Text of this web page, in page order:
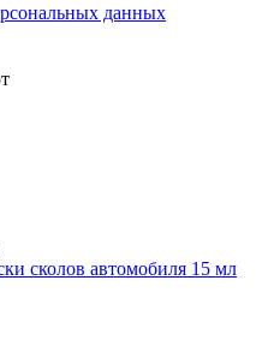
данных
сколов автомобиля 15 мл